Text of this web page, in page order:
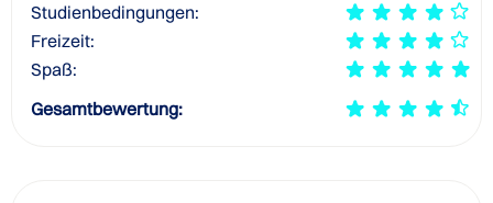
Studienbedingungen:
Freizeit:
Spaß:
Gesamtbewertung: